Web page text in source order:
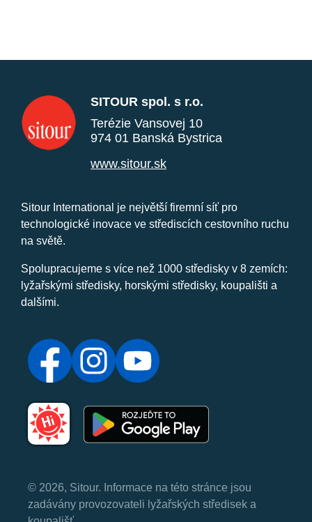
SITOUR spol. s r.o.
Terézie Vansovej 10
974 01 Banská Bystrica
www.sitour.sk
Sitour International je největší firemní síť pro
technologické inovace ve střediscích cestovního ruchu
na světě.
Spolupracujeme s více než 1000 středisky v 8 zemích:
lyžařskými středisky, horskými středisky, koupališti a
dalšími.
© 2026, Sitour. Informace na této stránce jsou
zadávány provozovateli lyžařských středisek a